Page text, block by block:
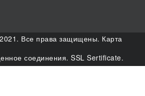
Все права защищены. Карта
соединения. SSL Sertificate.